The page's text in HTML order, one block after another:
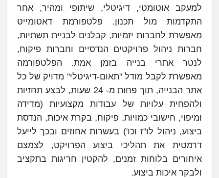
למעקב אוטומטי, דיגיטלי, שיתופי ומהיר, אחר
התקדמות מול תכנון. פלטפורמת דאטומייט
מאפשרת לחברות יזמיות, קבלנים לבניית תשתיות,
חברות ניהול פרויקטים הנדסיים וחברות פיקוח,
לנטר אתרי בנייה בזמן אמת. הפלטפורמה
מאפשרת לקבל מודל "תאום-דיגיטלי" מדויק של כל
אתר הבנייה, תוך פחות מ- 24 שעות, לבצע תחזיות
ולהפחית עלויות של עבודות מקצועיות (מדידה
ומיפוי, חישובי כמויות, פיקוח, בקרת איכות, הנדסת
ביצוע, ניהול לו"ז וכו') בעשרות אחוזים ובכך לייעל
דרמטית את תהליכי ביצוע הפרויקט, לצמצם
איחורים בלוחות זמנים, להקטין חריגות בתקציב
ולבקר איכות ביצוע.